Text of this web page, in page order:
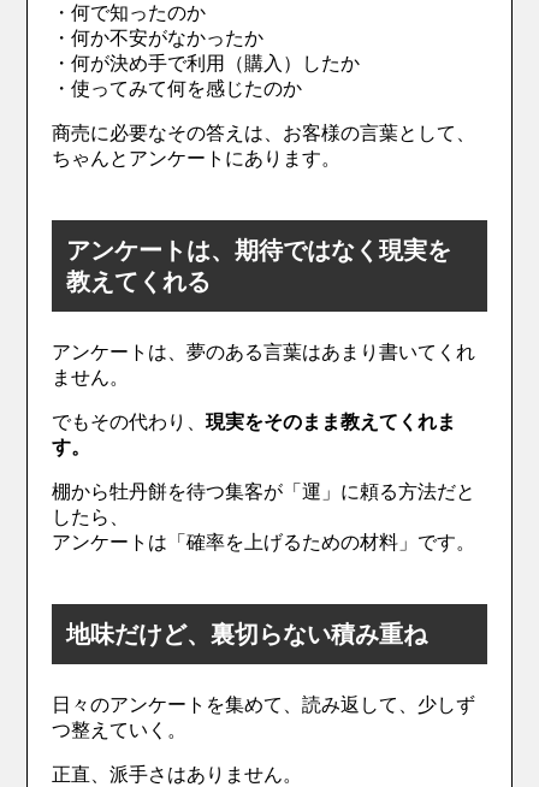
・何で知ったのか
・何か不安がなかったか
・何が決め手で利用（購入）したか
・使ってみて何を感じたのか
商売に必要なその答えは、お客様の言葉として、
ちゃんとアンケートにあります。
アンケートは、期待ではなく現実を
教えてくれる
アンケートは、夢のある言葉はあまり書いてくれ
ません。
でもその代わり、現実をそのまま教えてくれま
す。
棚から牡丹餅を待つ集客が「運」に頼る方法だと
したら、
アンケートは「確率を上げるための材料」です。
地味だけど、裏切らない積み重ね
日々のアンケートを集めて、読み返して、少しず
つ整えていく。
正直、派手さはありません。